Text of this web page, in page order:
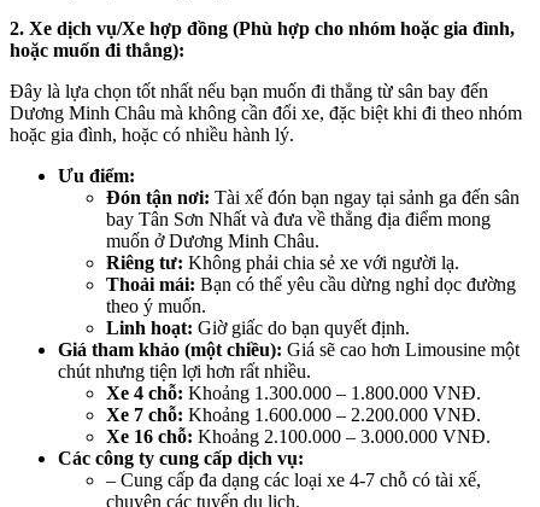
2. Xe dịch vụ/Xe hợp đồng (Phù hợp cho nhóm hoặc gia đình,
hoặc muốn đi thẳng):
Đây là lựa chọn tốt nhất nếu bạn muốn đi thẳng từ sân bay đến
Dương Minh Châu mà không cần đổi xe, đặc biệt khi đi theo nhóm
hoặc gia đình, hoặc có nhiều hành lý.
Ưu điểm:
Đón tận nơi: Tài xế đón bạn ngay tại sảnh ga đến sân
bay Tân Sơn Nhất và đưa về thẳng địa điểm mong
muốn ở Dương Minh Châu.
Riêng tư: Không phải chia sẻ xe với người lạ.
Thoải mái: Bạn có thể yêu cầu dừng nghỉ dọc đường
theo ý muốn.
Linh hoạt: Giờ giấc do bạn quyết định.
Giá tham khảo (một chiều): Giá sẽ cao hơn Limousine một
chút nhưng tiện lợi hơn rất nhiều.
Xe 4 chỗ: Khoảng 1.300.000 – 1.800.000 VNĐ.
Xe 7 chỗ: Khoảng 1.600.000 – 2.200.000 VNĐ.
Xe 16 chỗ: Khoảng 2.100.000 – 3.000.000 VNĐ.
Các công ty cung cấp dịch vụ:
– Cung cấp đa dạng các loại xe 4-7 chỗ có tài xế,
chuyên các tuyến du lịch.